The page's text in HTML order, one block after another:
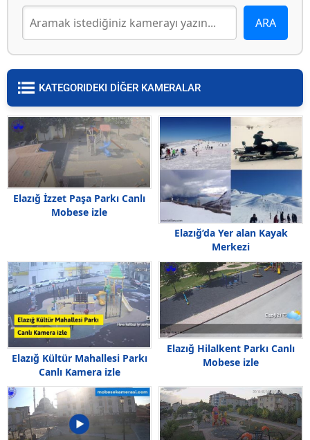
KATEGORIDEKI DİĞER KAMERALAR
Elazığ İzzet Paşa Parkı Canlı
Mobese izle
Elazığ’da Yer alan Kayak
Merkezi
Elazığ Kültür Mahallesi Parkı
Canlı Kamera izle
Elazığ Hilalkent Parkı Canlı
Mobese izle